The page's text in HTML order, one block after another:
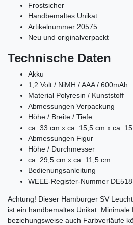
Frostsicher
Handbemaltes Unikat
Artikelnummer 20575
Neu und originalverpackt
Technische Daten
Akku
1,2 Volt / NiMH / AAA / 600mAh
Material Polyresin / Kunststoff
Abmessungen Verpackung
Höhe / Breite / Tiefe
ca. 33 cm x ca. 15,5 cm x ca.
Abmessungen Figur
Höhe / Durchmesser
ca. 29,5 cm x ca. 11,5 cm
Bedienungsanleitung
WEEE-Register-Nummer
Achtung! Dieser Hamburger SV
ist ein handbemaltes Unikat. Minimale
beziehungsweise auch Farbverläufe